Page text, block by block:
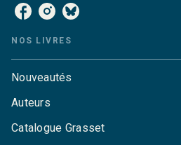
NOS LIVRES
Nouveautés
Auteurs
Catalogue Grasset